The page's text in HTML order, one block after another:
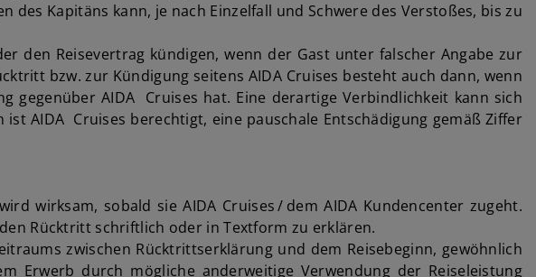
Kapitäns kann, je nach Einzelfall und Schwere des Verstoßes, bis zu
den Reisevertrag kündigen, wenn der Gast unter falscher Angabe zur
bzw. zur Kündigung seitens AIDA Cruises besteht auch dann, wenn
gegenüber AIDA Cruises hat. Eine derartige Verbindlichkeit kann sich
AIDA Cruises berechtigt, eine pauschale Entschädigung gemäß Ziffer
wirksam, sobald sie AIDA Cruises / dem AIDA Kundencenter zugeht.
Rücktritt schriftlich oder in Textform zu erklären.
zwischen Rücktrittserklärung und dem Reisebeginn, gewöhnlich
Erwerb durch mögliche anderweitige Verwendung der Reiseleistung